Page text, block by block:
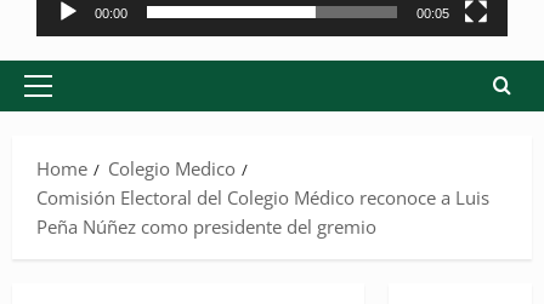
vídeo
00:00 00:05
Primary
Home
Colegio Medico
Comisión Electoral del Colegio Médico reconoce a Luis
Peña Núñez como presidente del gremio